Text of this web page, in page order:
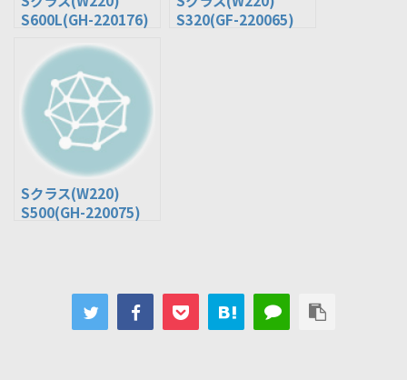
S600L(GH-220176)
S320(GF-220065)
Sクラス(W220)
S500(GH-220075)